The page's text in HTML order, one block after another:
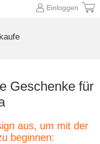
Geschenke für
aus, um mit der
beginnen:
Einloggen